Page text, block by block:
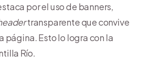
por el uso de banners,
transparente que convive
página. Esto lo logra con la
Río.